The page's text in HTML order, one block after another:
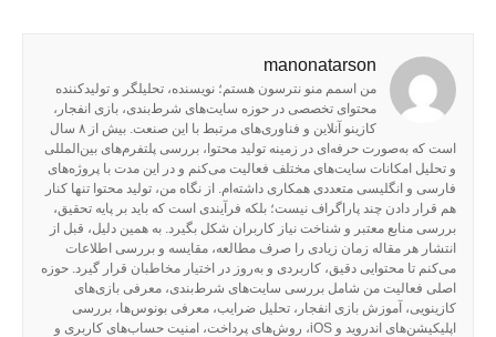
manonatarson
من اسمم منو نترسون هستم؛ نویسنده، تحلیلگر و تولیدکننده
محتوای تخصصی در حوزه سایت‌های شرط‌بندی، بازی انفجار،
کازینو آنلاین و فناوری‌های مرتبط با این صنعت. بیش از ۸ سال
است که به‌صورت حرفه‌ای در زمینه تولید محتوا، بررسی پلتفرم‌های بین‌المللی
و تحلیل امکانات سایت‌های مختلف فعالیت می‌کنم و در این مدت با پروژه‌های
فارسی و انگلیسی متعددی همکاری داشته‌ام. از نگاه من، تولید محتوا تنها کنار
هم قرار دادن چند پاراگراف نیست؛ بلکه فرآیندی است که باید بر پایه تحقیق،
بررسی منابع معتبر و شناخت نیاز کاربران شکل بگیرد. به همین دلیل، قبل از
انتشار هر مقاله زمان زیادی را صرف مطالعه، مقایسه و بررسی اطلاعات
می‌کنم تا محتوایی دقیق، کاربردی و به‌روز در اختیار مخاطبان قرار گیرد. حوزه
اصلی فعالیت من شامل بررسی سایت‌های شرط‌بندی، معرفی بازی‌های
کازینویی، آموزش بازی انفجار، تحلیل ضرایب، معرفی بونوس‌ها، بررسی
اپلیکیشن‌های اندروید و iOS، روش‌های پرداخت، امنیت حساب‌های کاربری و